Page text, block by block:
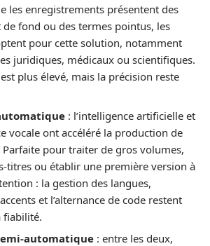
les enregistrements présentent des
fond ou des termes pointus, les
pour cette solution, notamment
juridiques, médicaux ou scientifiques.
plus élevé, mais la précision reste
: l’intelligence artificielle et
vocale ont accéléré la production de
pour traiter de gros volumes,
titres ou établir une première version à
: la gestion des langues,
et l’alternance de code restent
fiabilité.
automatique : entre les deux,